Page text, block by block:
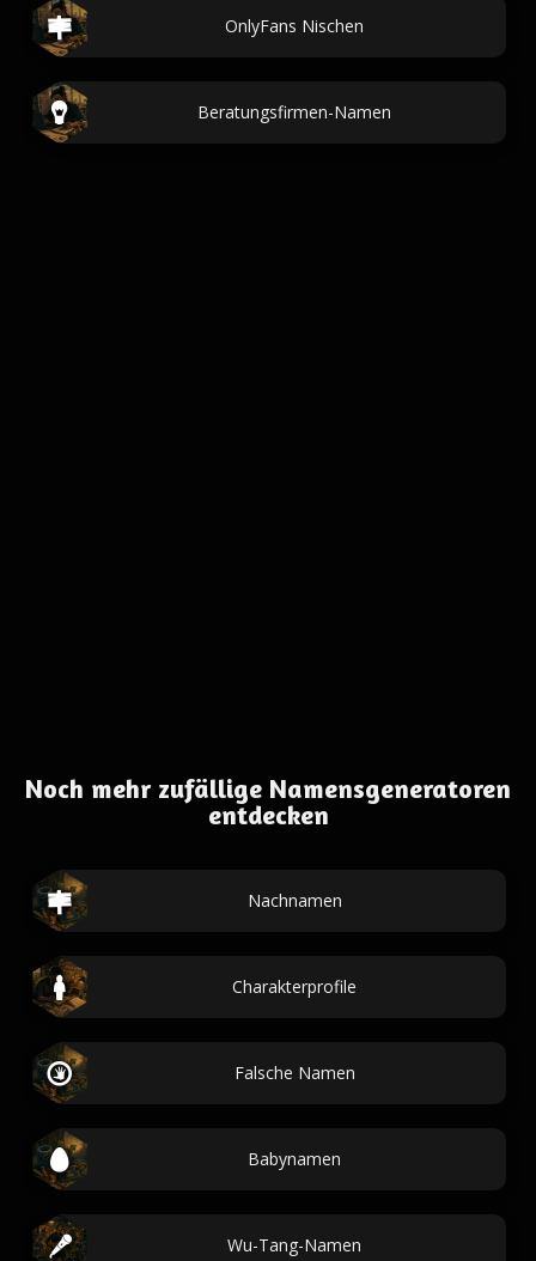
OnlyFans Nischen
Beratungsfirmen-Namen
Noch mehr zufällige Namensgeneratoren
entdecken
Nachnamen
Charakterprofile
Falsche Namen
Babynamen
Wu-Tang-Namen